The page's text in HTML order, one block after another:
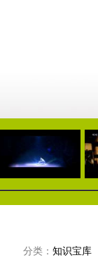
00:30
分类： 知识宝库